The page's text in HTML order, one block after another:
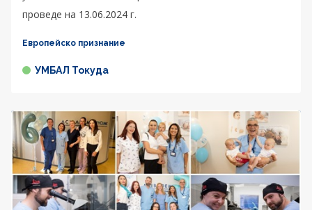
проведе на 13.06.2024 г.
Европейско признание
УМБАЛ Токуда